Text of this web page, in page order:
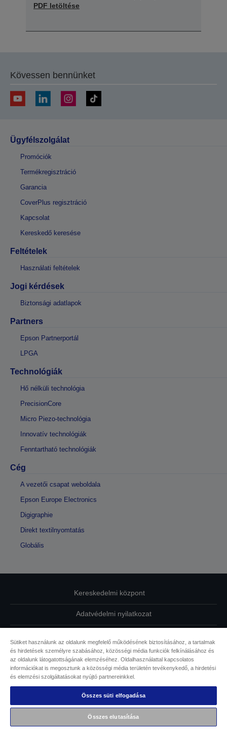
PDF letöltése
Kövessen bennünket
Ügyfélszolgálat
Promóciók
Termékregisztráció
Garancia
CoverPlus regisztráció
Kapcsolat
Kereskedő keresése
Feltételek
Használati feltételek
Jogi kérdések
Biztonsági adatlapok
Partners
Epson Partnerportál
LPGA
Technológiák
Hő nélküli technológia
PrecisionCore
Micro Piezo-technológia
Innovatív technológiák
Fenntartható technológiák
Cég
A vezetői csapat weboldala
Epson Europe Electronics
Digigraphie
Direkt textilnyomtatás
Globális
Kereskedelmi központ
Adatvédelmi nyilatkozat
Kapcsolatfelvétel
Sütikkel kapcsolatos információk
Az Epson elkötelezettsége az akadálymentesség mellett
Copyright © 2026 Seiko Epson
Sütiket használunk az oldalunk megfelelő működésének biztosításához, a tartalmak
és hirdetések személyre szabásához, közösségi média funkciók felkínálásához és
az oldalunk látogatottságának elemzéséhez. Oldalhasználattal kapcsolatos
információkat is megosztunk a közösségi média területén tevékenykedő, a hirdetési
és elemzési szolgáltatásokat nyújtó partnereinkkel.
Összes süti elfogadása
Összes elutasítása